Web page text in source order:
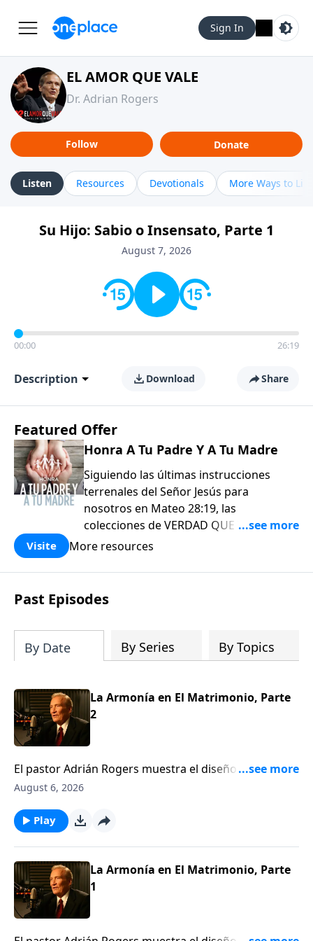
Sign In
EL AMOR QUE VALE
Dr. Adrian Rogers
Follow Donate
Listen Resources Devotionals More Ways to
Su Hijo: Sabio o Insensato, Parte 1
August 7, 2026
00:00 26:19
Description Download Share
Featured Offer
Honra A Tu Padre Y A Tu Madre
Siguiendo las últimas instrucciones
terrenales del Señor Jesús para
nosotros en Mateo 28:19, las
colecciones de VERDAD QUE VALE
COMPARTIR de EL AMOR QUE VALE
para usarse tanto en su crecimiento
personal como, aún más importante, en
su comisión de «Por tanto, vayan y
Visite More resources
Past Episodes
By Date By Series By Topics
La Armonía en El Matrimonio, Parte
2
El pastor Adrián Rogers muestra el diseño de Dios
para el matrimonio; las diferencias entre hombre y
las innegables diferencias emocionales y sicológicas,
el matrimonio puede ser un dúo, no un duelo. Dios
August 6, 2026
Play
La Armonía en El Matrimonio, Parte
1